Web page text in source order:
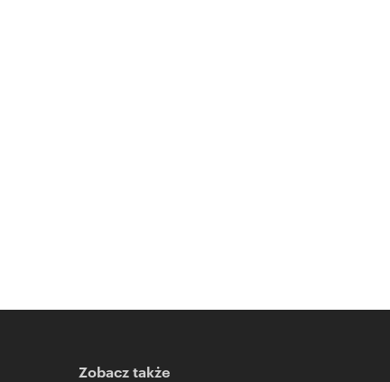
Zobacz także